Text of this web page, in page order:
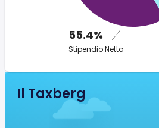
55.4%
Stipendio Netto
Il Taxberg